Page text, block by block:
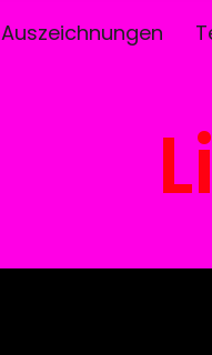
Auszeichnungen